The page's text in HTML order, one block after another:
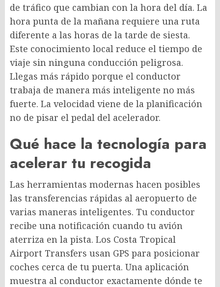
de tráfico que cambian con la hora del día. La
hora punta de la mañana requiere una ruta
diferente a las horas de la tarde de siesta.
Este conocimiento local reduce el tiempo de
viaje sin ninguna conducción peligrosa.
Llegas más rápido porque el conductor
trabaja de manera más inteligente no más
fuerte. La velocidad viene de la planificación
no de pisar el pedal del acelerador.
Qué hace la tecnología para
acelerar tu recogida
Las herramientas modernas hacen posibles
las transferencias rápidas al aeropuerto de
varias maneras inteligentes. Tu conductor
recibe una notificación cuando tu avión
aterriza en la pista. Los Costa Tropical
Airport Transfers usan GPS para posicionar
coches cerca de tu puerta. Una aplicación
muestra al conductor exactamente dónde te